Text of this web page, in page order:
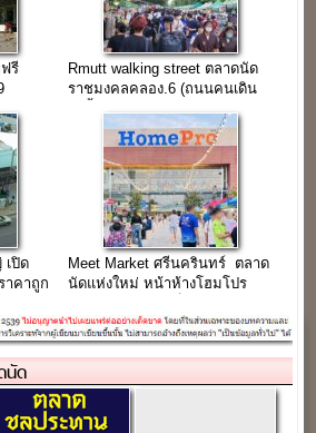
รี
Rmutt walking street ตลาดนัด
ราชมงคลคลอง.6 (ถนนคนเดิน
เปิด
าคาถูก
Meet Market ศรีนครินทร์ ตลาด
นัดแห่งใหม่ หน้าห้างโฮมโปร
นี้)
นัด